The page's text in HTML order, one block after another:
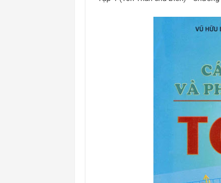
Chuyên đề Toán 11 - KNTTVCS -
Đề thi HK2 Toán 10 năm học 2022
Đề thi HK2 Toán 9 năm 2022 -
Đề thi HK1 Toán 9 năm 2022 -
Toán 12 chương trình mới: Phương